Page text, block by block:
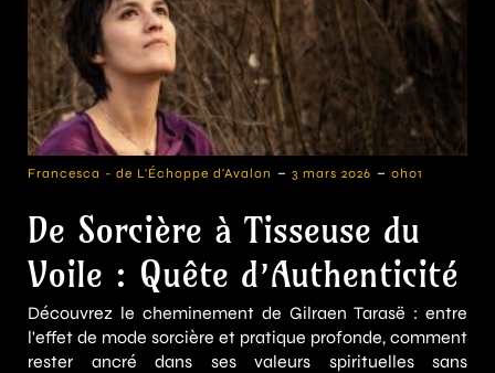
Francesca - de L'Échoppe d'Avalon - 3 mars 2026 - 0h01
De Sorcière à Tisseuse du
Voile : Quête d’Authenticité
Découvrez le cheminement de Gilraen Tarasë : entre
l'effet de mode sorcière et pratique profonde, comment
rester ancré dans ses valeurs spirituelles sans